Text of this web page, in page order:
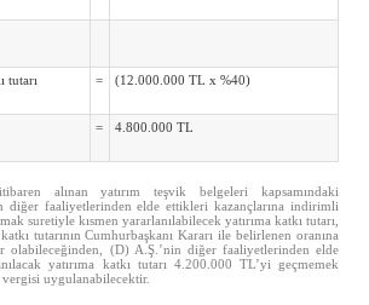
tutarı = (12.000.000 TL x %40)
= 4.800.000 TL
alınan yatırım teşvik belgeleri kapsamındaki
diğer faaliyetlerinden elde ettikleri kazançlarına indirimli
suretiyle kısmen yararlanılabilecek yatırıma katkı tutarı,
tutarının Cumhurbaşkanı Kararı ile belirlenen oranına
olabileceğinden, (D) A.Ş.’nin diğer faaliyetlerinden elde
yatırıma katkı tutarı 4.200.000 TL’yi geçmemek
uygulanabilecektir.